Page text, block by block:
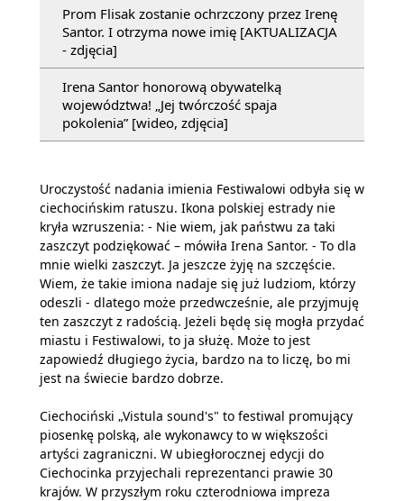
Prom Flisak zostanie ochrzczony przez Irenę
Santor. I otrzyma nowe imię [AKTUALIZACJA
- zdjęcia]
Irena Santor honorową obywatelką
województwa! „Jej twórczość spaja
pokolenia” [wideo, zdjęcia]
Uroczystość nadania imienia Festiwalowi odbyła się w
ciechocińskim ratuszu. Ikona polskiej estrady nie
kryła wzruszenia: - Nie wiem, jak państwu za taki
zaszczyt podziękować – mówiła Irena Santor. - To dla
mnie wielki zaszczyt. Ja jeszcze żyję na szczęście.
Wiem, że takie imiona nadaje się już ludziom, którzy
odeszli - dlatego może przedwcześnie, ale przyjmuję
ten zaszczyt z radością. Jeżeli będę się mogła przydać
miastu i Festiwalowi, to ja służę. Może to jest
zapowiedź długiego życia, bardzo na to liczę, bo mi
jest na świecie bardzo dobrze.
Ciechociński „Vistula sound's" to festiwal promujący
piosenkę polską, ale wykonawcy to w większości
artyści zagraniczni. W ubiegłorocznej edycji do
Ciechocinka przyjechali reprezentanci prawie 30
krajów. W przyszłym roku czterodniowa impreza